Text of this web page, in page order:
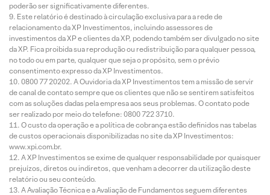
poderão ser significativamente diferentes.
Este relatório é destinado à circulação exclusiva para a rede de
relacionamento da XP Investimentos, incluindo assessores de
investimentos da XP e clientes da XP, podendo também ser divulgado no site
da XP. Fica proibida sua reprodução ou redistribuição para qualquer pessoa,
no todo ou em parte, qualquer que seja o propósito, sem o prévio
consentimento expresso da XP Investimentos.
0800 77 20202. A Ouvidoria da XP Investimentos tem a missão de servir
de canal de contato sempre que os clientes que não se sentirem satisfeitos
com as soluções dadas pela empresa aos seus problemas. O contato pode
ser realizado por meio do telefone: 0800 722 3710.
O custo da operação e a política de cobrança estão definidos nas tabelas
de custos operacionais disponibilizadas no site da XP Investimentos:
www.xpi.com.br.
A XP Investimentos se exime de qualquer responsabilidade por quaisquer
prejuízos, diretos ou indiretos, que venham a decorrer da utilização deste
relatório ou seu conteúdo.
A Avaliação Técnica e a Avaliação de Fundamentos seguem diferentes